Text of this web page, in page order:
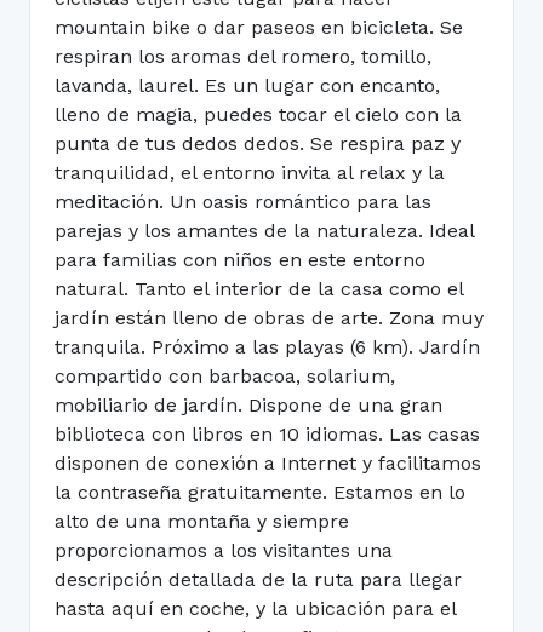
mountain bike o dar paseos en bicicleta. Se
respiran los aromas del romero, tomillo,
lavanda, laurel. Es un lugar con encanto,
lleno de magia, puedes tocar el cielo con la
punta de tus dedos dedos. Se respira paz y
tranquilidad, el entorno invita al relax y la
meditación. Un oasis romántico para las
parejas y los amantes de la naturaleza. Ideal
para familias con niños en este entorno
natural. Tanto el interior de la casa como el
jardín están lleno de obras de arte. Zona muy
tranquila. Próximo a las playas (6 km). Jardín
compartido con barbacoa, solarium,
mobiliario de jardín. Dispone de una gran
biblioteca con libros en 10 idiomas. Las casas
disponen de conexión a Internet y facilitamos
la contraseña gratuitamente. Estamos en lo
alto de una montaña y siempre
proporcionamos a los visitantes una
descripción detallada de la ruta para llegar
hasta aquí en coche, y la ubicación para el